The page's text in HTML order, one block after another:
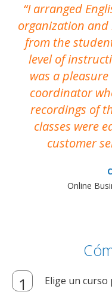
I arranged
organization and
from the
level of
was a
coordinator
recordings of
classes were
customer
Online
Elige un curso